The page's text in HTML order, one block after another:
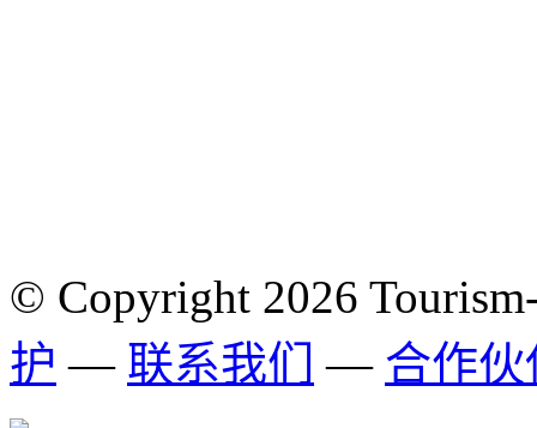
© Copyright 2026
护 — 联系我们 — 合作伙